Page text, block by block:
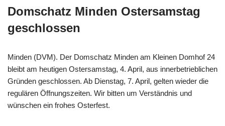
Domschatz Minden Ostersamstag
geschlossen
Minden (DVM). Der Domschatz Minden am Kleinen Domhof 24
bleibt am heutigen Ostersamstag, 4. April, aus innerbetrieblichen
Gründen geschlossen. Ab Dienstag, 7. April, gelten wieder die
regulären Öffnungszeiten. Wir bitten um Verständnis und
wünschen ein frohes Osterfest.